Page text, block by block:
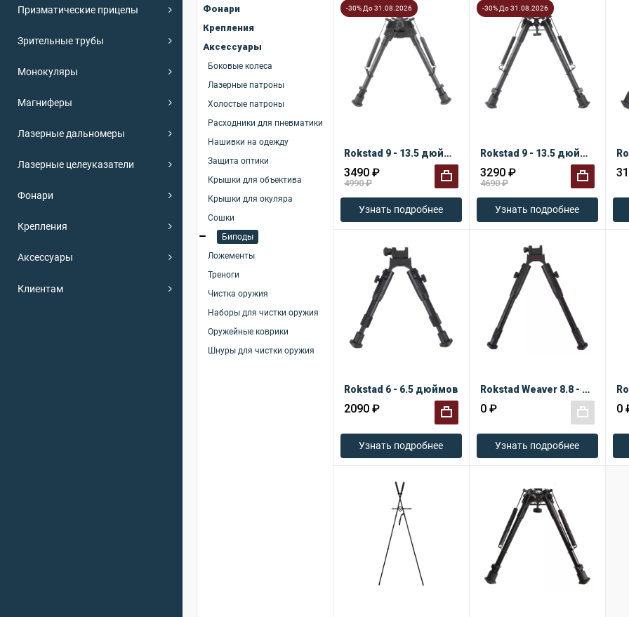
Призматические прицелы
Зрительные трубы
Монокуляры
Магниферы
Лазерные дальномеры
Лазерные целеуказатели
Фонари
Крепления
Аксессуары
Клиентам
Фонари
Крепления
Аксессуары
Боковые колеса
Лазерные патроны
Холостые патроны
Расходники для пневматики
Нашивки на одежду
Защита оптики
Крышки для объектива
Крышки для окуляра
Сошки
Биподы
Ложементы
Треноги
Чистка оружия
Наборы для чистки оружия
Оружейные коврики
Шнуры для чистки оружия
-30% До 31.08.2026
Rokstad 9 - 13.5 дюймов
3490 ₽
4990 ₽
Узнать подробнее
-30% До 31.08.2026
Rokstad 9 - 13.5 дюймов
3290 ₽
4690 ₽
Узнать подробнее
Rokstad 6 - 6.5 дюймов
2090 ₽
Узнать подробнее
Rokstad Weaver 8.8 - 10.6 дюймов
0 ₽
Узнать подробнее
0